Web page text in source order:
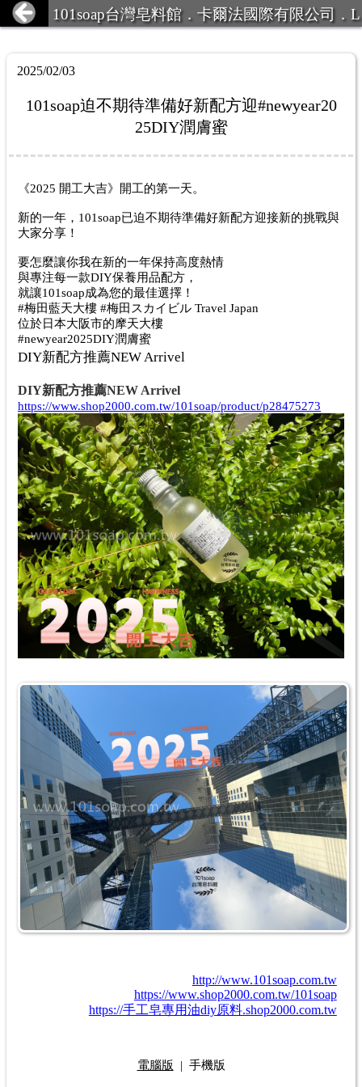
101soap台灣皂料館．卡爾法國際有限公司．L
2025/02/03
101soap迫不期待準備好新配方迎#newyear20
25DIY潤膚蜜
《2025 開工大吉》 開工的第一天。
新的一年，101soap已迫不期待準備好新配方迎接新的挑戰與
大家分享！
要怎麼讓你我在新的一年保持高度熱情
與專注每一款DIY保養用品配方，
就讓101soap成為您的最佳選擇！
#梅田藍天大樓 #梅田スカイビル Travel Japan
位於日本大阪市的摩天大樓
#newyear2025DIY潤膚蜜
DIY新配方推薦NEW Arrivel
DIY新配方推薦NEW Arrivel
https://www.shop2000.com.tw/101soap/product/p28475273
http://www.101soap.com.tw
https://www.shop2000.com.tw/101soap
https://手工皂專用油diy原料.shop2000.com.tw
電腦版 | 手機版